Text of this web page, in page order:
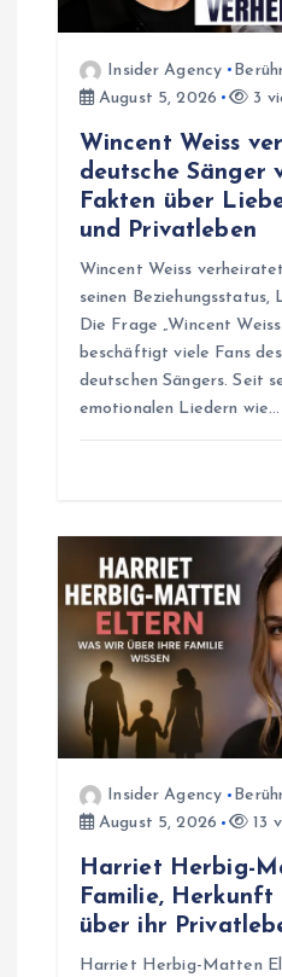
t
Insider Agency
August 5, 2026
3
Wincent Weiss
deutsche Sänger
Fakten über
und Privatleben
Wincent Weiss
seinen Beziehungsstatus,
Die Frage „Wincent
beschäftigt viele Fans
deutschen Sängers. Seit
emotionalen Liedern wie…
Insider Agency
August 5, 2026
13
Harriet Herbig-
Familie, Herkunft
über ihr
Harriet Herbig-Matten